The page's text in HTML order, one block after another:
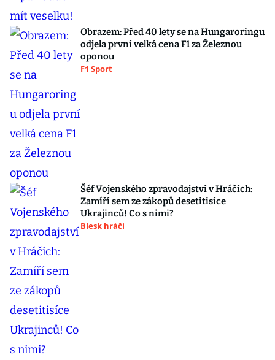
Obrazem: Před 40 lety se na Hungaroringu
odjela první velká cena F1 za Železnou
oponou
F1 Sport
Šéf Vojenského zpravodajství v Hráčích:
Zamíří sem ze zákopů desetitisíce
Ukrajinců! Co s nimi?
Blesk hráči